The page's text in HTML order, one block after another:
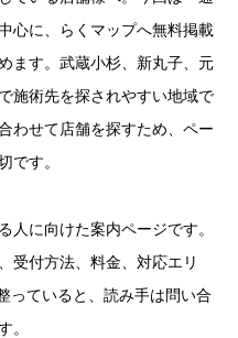
心に、らくマップへ無料掲載
ます。武蔵小杉、新丸子、元
施術先を探されやすい地域で
わせて店舗を探すため、ペー
です。
人に向けた案内ページです。
受付方法、料金、対応エリ
っていると、読み手は問い合
。